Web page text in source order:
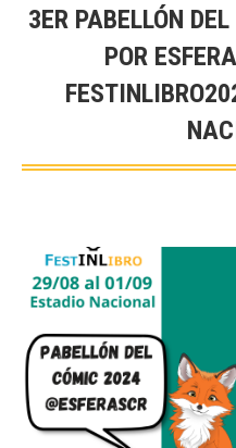
3ER PABELLÓN
POR